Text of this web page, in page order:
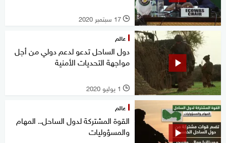
l 17 سبتمبر 2020
عالم
دول الساحل تدعو لدعم دولي من أجل
مواجهة التحديات الأمنية
l 1 يوليو 2020
عالم
القوة المشتركة لدول الساحل.. المهام
والمسؤوليات